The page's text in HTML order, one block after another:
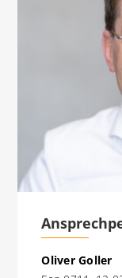
Oliver Goller